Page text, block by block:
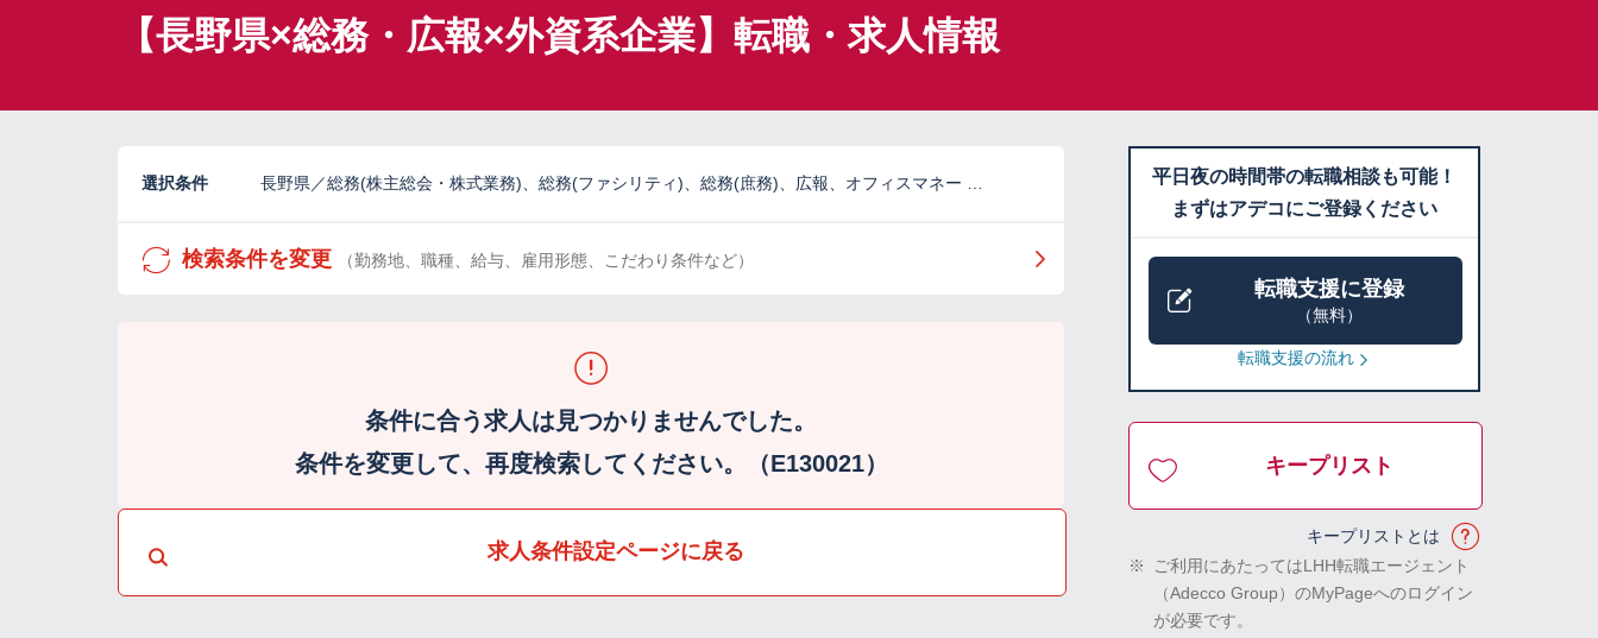
【長野県×総務・広報×外資系企業】転職・求人情報
選択条件 長野県／総務(株主総会・株式業務)、総務(ファシリティ)、総務(庶務)、広報、オフィスマネー …
検索条件を変更 （勤務地、職種、給与、雇用形態、こだわり条件など）
条件に合う求人は見つかりませんでした。
条件を変更して、再度検索してください。（E130021）
求人条件設定ページに戻る
平日夜の時間帯の転職相談も可能！
まずはアデコにご登録ください
転職支援に登録
（無料）
転職支援の流れ
キープリスト
キープリストとは
※
ご利用にあたってはLHH転職エージェント
（Adecco Group）のMyPageへのログイン
が必要です。